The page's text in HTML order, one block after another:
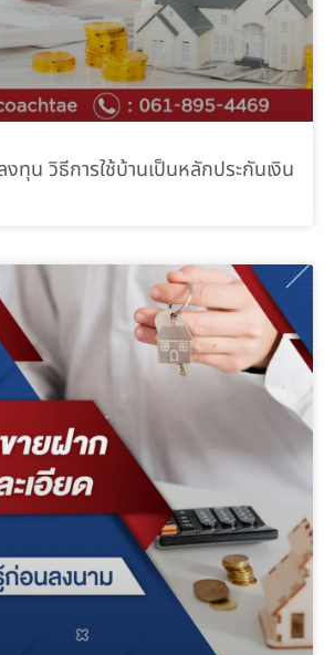
ทุน วิธีการใช้บ้านเป็นหลักประกันเงิน